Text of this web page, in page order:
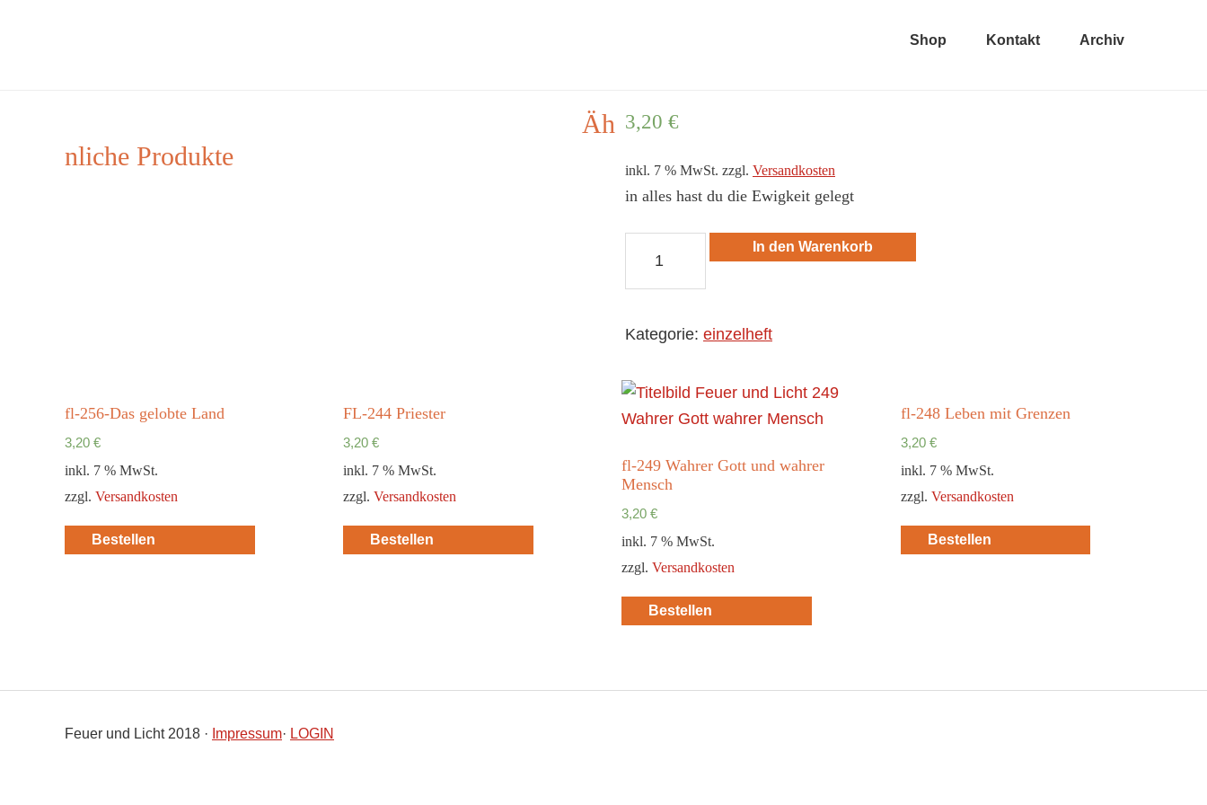
Shop
Kontakt Archiv
3,20 €
inkl. 7 % MwSt. zzgl. Versandkosten
in alles hast du die Ewigkeit gelegt
282-
In den Warenkorb
Kategorie: einzelheft
Äh
nliche Produkte
fl-256-Das gelobte Land
3,20 €
inkl. 7 % MwSt.
zzgl. Versandkosten
Bestellen
FL-244 Priester
3,20€
inkl. 7 % MwSt.
zzgl.Versandkosten
Bestellen
fl-249 Wahrer Gott und wahrer
Mensch
3,20€
inkl. 7 % MwSt.
zzgl.Versandkosten
Bestellen
fl-248 Leben mit Grenzen
3,20 €
inkl. 7 % MwSt.
zzgl. Versandkosten
Bestellen
Feuer und Licht 2018 · Impressum· LOGIN